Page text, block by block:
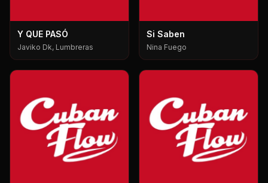
Y QUE PASÓ
Javiko Dk, Lumbreras
Si Saben
Nina Fuego